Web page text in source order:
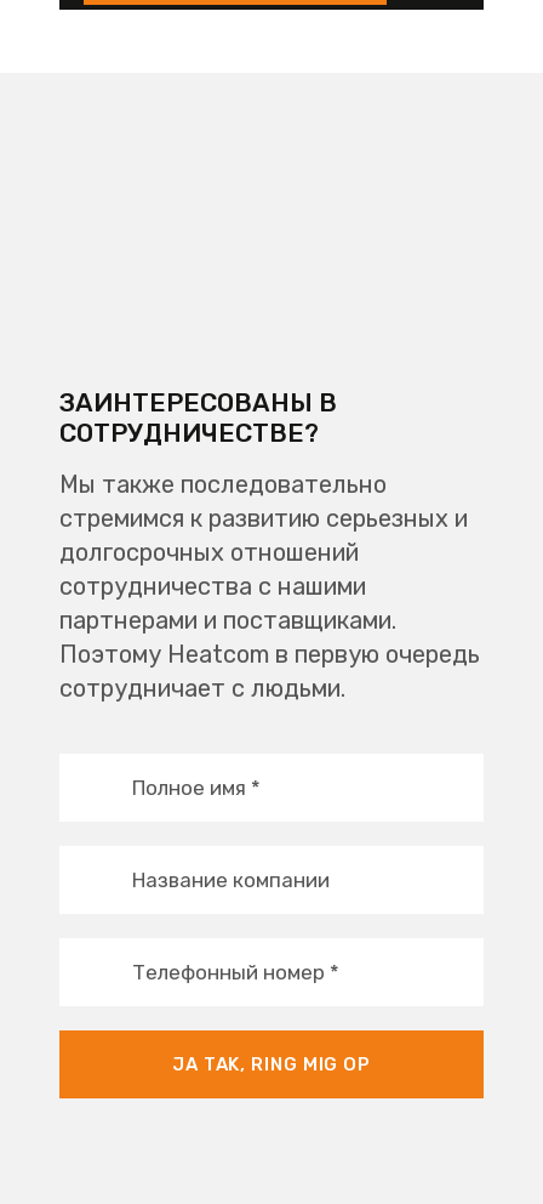
ЗАИНТЕРЕСОВАНЫ В
СОТРУДНИЧЕСТВЕ?
Мы также последовательно
стремимся к развитию серьезных и
долгосрочных отношений
сотрудничества с нашими
партнерами и поставщиками.
Поэтому Heatcom в первую очередь
сотрудничает с людьми.
Полное имя *
Название компании
Телефонный номер *
JA TAK, RING MIG OP